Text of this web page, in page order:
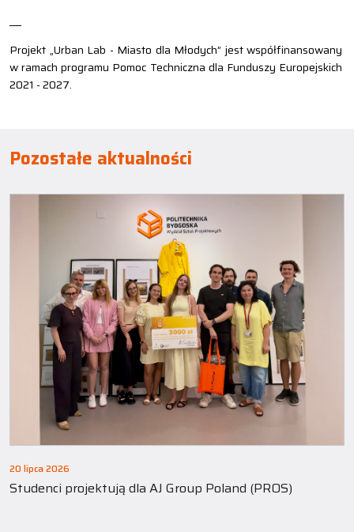
Projekt „Urban Lab - Miasto dla Młodych” jest współfinansowany
w ramach programu Pomoc Techniczna dla Funduszy Europejskich
2021 - 2027.
Pozostałe aktualności
20 lipca 2026
Studenci projektują dla AJ Group Poland (PROS)